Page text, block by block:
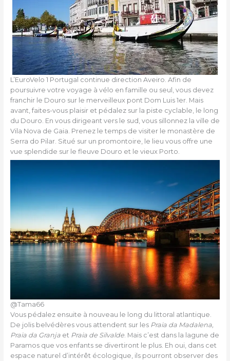
L’EuroVelo 1 Portugal continue direction Aveiro. Afin de
poursuivre votre voyage à vélo en famille ou seul, vous devez
franchir le Douro sur le merveilleux pont Dom Luis 1er. Mais
avant, faites-vous plaisir et pédalez sur la piste cyclable, le long
du Douro. En vous dirigeant vers le sud, vous sillonnez la ville de
Vila Nova de Gaia. Prenez le temps de visiter le monastère de
Serra do Pilar. Situé sur un promontoire, le lieu vous offre une
vue splendide sur le fleuve Douro et le vieux Porto.
@Tama66
Vous pédalez ensuite à nouveau le long du littoral atlantique.
De jolis belvédères vous attendent sur les Praia da Madalena,
Praia da Granja et Praia de Silvalde. Mais c’est dans la lagune de
Paramos que vos enfants se divertiront le plus. Eh oui, dans cet
espace naturel d’intérêt écologique, ils pourront observer des